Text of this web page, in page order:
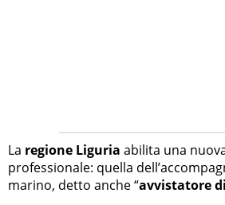
La regione Liguria abilita una
professionale: quella
marino, detto anche “avvistatore